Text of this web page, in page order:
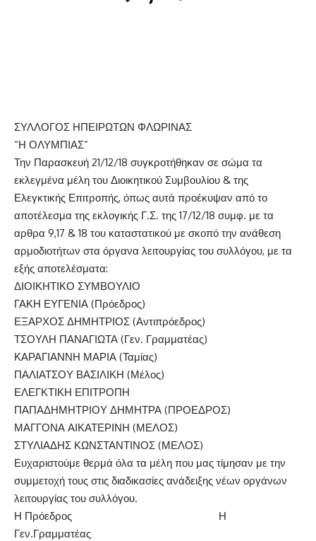
ΣΥΛΛΟΓΟΣ ΗΠΕΙΡΩΤΩΝ ΦΛΩΡΙΝΑΣ
“Η ΟΛΥΜΠΙΑΣ”
Την Παρασκευή 21/12/18 συγκροτήθηκαν σε σώμα τα
εκλεγμένα μέλη του Διοικητικού Συμβουλίου & της
Ελεγκτικής Επιτροπής, όπως αυτά προέκυψαν από το
αποτέλεσμα της εκλογικής Γ.Σ. της 17/12/18 συμφ. με τα
αρθρα 9,17 & 18 του καταστατικού με σκοπό την ανάθεση
αρμοδιοτήτων στα όργανα λειτουργίας του συλλόγου, με τα
εξής αποτελέσματα:
ΔΙΟΙΚΗΤΙΚΟ ΣΥΜΒΟΥΛΙΟ
ΓΑΚΗ ΕΥΓΕΝΙΑ (Πρόεδρος)
ΕΞΑΡΧΟΣ ΔΗΜΗΤΡΙΟΣ (Αντιπρόεδρος)
ΤΣΟΥΛΗ ΠΑΝΑΓΙΩΤΑ (Γεν. Γραμματέας)
ΚΑΡΑΓΙΑΝΝΗ ΜΑΡΙΑ (Ταμίας)
ΠΑΛΙΑΤΣΟΥ ΒΑΣΙΛΙΚΗ (Μέλος)
ΕΛΕΓΚΤΙΚΗ ΕΠΙΤΡΟΠΗ
ΠΑΠΑΔΗΜΗΤΡΙΟΥ ΔΗΜΗΤΡΑ (ΠΡΟΕΔΡΟΣ)
ΜΑΓΓΟΝΑ ΑΙΚΑΤΕΡΙΝΗ (ΜΕΛΟΣ)
ΣΤΥΛΙΑΔΗΣ ΚΩΝΣΤΑΝΤΙΝΟΣ (ΜΕΛΟΣ)
Ευχαριστούμε θερμά όλα τα μέλη που μας τίμησαν με την
συμμετοχή τους στις διαδικασίες ανάδειξης νέων οργάνων
λειτουργίας του συλλόγου.
Η Πρόεδρος Η
Γεν.Γραμματέας